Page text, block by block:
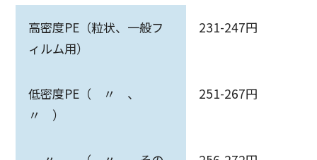
高密度PE（粒状、一般フ
ィルム用）
231-247円
低密度PE（ 〃 、
〃 ）
251-267円